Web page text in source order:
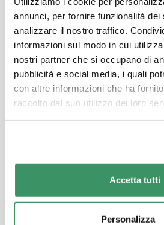
annunci, per fornire funzionalità dei
analizzare il nostro traffico.
informazioni sul modo in cui
nostri partner che si occupano di
pubblicità e social media, i quali
con altre informazioni che ha
raccolto dal suo utilizzo dei loro
Accetta tutti
Personalizza
Discutere, mettersi in
idee ed esperienze
Aderisci alle reti, per connetterti